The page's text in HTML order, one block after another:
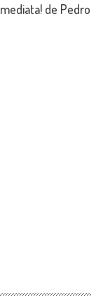
de Pedro